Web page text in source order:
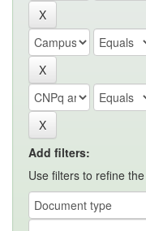
Add filters:
Use filters to refine